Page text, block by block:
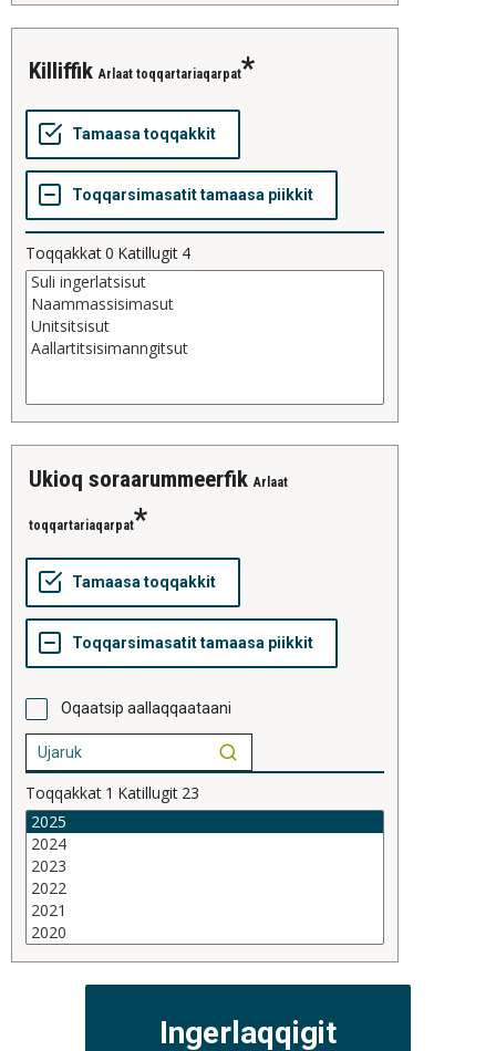
killiffik Arlaat toqqartariaqarpat
Toqqakkat0 Katillugit 4
ukioq soraarummeerfik Arlaat
toqqartariaqarpat
Oqaatsip aallaqqaataani
Toqqakkat 1 Katillugit 23